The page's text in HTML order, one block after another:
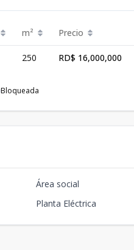
m² Precio
250 RD$ 16,000,000
Bloqueada
Área social
Planta Eléctrica